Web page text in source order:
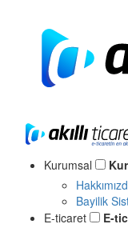
Kurumsal
Bayilik
E-ticaret
E-